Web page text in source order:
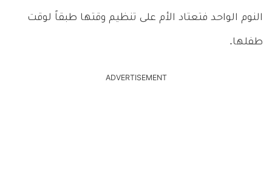
النوم الواحد فتعتاد الأم على تنظيم وقتها طبقاً لوقت
طفلها.
ADVERTISEMENT